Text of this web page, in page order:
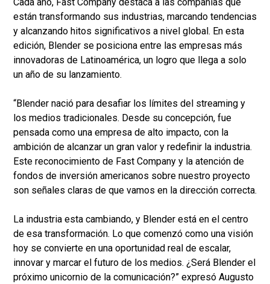
están transformando sus industrias, marcando tendencias
y alcanzando hitos significativos a nivel global. En esta
edición, Blender se posiciona entre las empresas más
innovadoras de Latinoamérica, un logro que llega a solo
un año de su lanzamiento.
“Blender nació para desafiar los límites del streaming y
los medios tradicionales. Desde su concepción, fue
pensada como una empresa de alto impacto, con la
ambición de alcanzar un gran valor y redefinir la industria.
Este reconocimiento de Fast Company y la atención de
fondos de inversión americanos sobre nuestro proyecto
son señales claras de que vamos en la dirección correcta.
La industria esta cambiando, y Blender está en el centro
de esa transformación. Lo que comenzó como una visión
hoy se convierte en una oportunidad real de escalar,
innovar y marcar el futuro de los medios. ¿Será Blender el
próximo unicornio de la comunicación?” expresó Augusto